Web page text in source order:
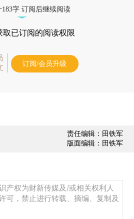
字 订阅后继续阅读
取已订阅的阅读权限
订阅/会员升级
责任编辑：田铁军
版面编辑：田铁军
产权为财新传媒及/或相关权利人
可，禁止进行转载、摘编、复制及